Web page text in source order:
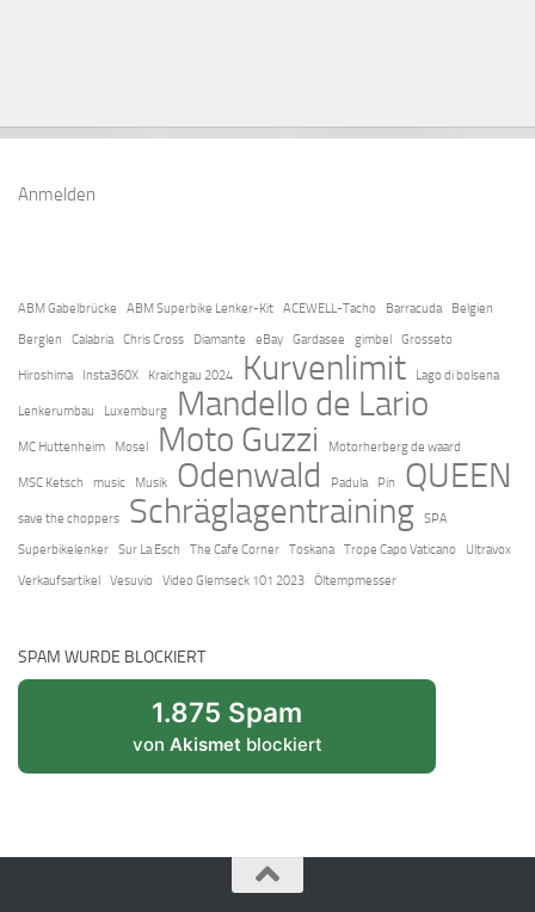
Anmelden
ABM Gabelbrücke ABM Superbike Lenker-Kit ACEWELL-Tacho Barracuda
Belgien
Berglen
Calabria Chris Cross Diamante eBay Gardasee gimbel Grosseto
Hiroshima Insta360X Kraichgau 2024 Kurvenlimit Lago di bolsena
Lenkerumbau Luxemburg Mandello de Lario
MC Huttenheim Mosel Moto Guzzi Motorherberg de waard
MSC Ketsch music Musik Odenwald Padula Pin QUEEN
save the choppers Schräglagentraining
SPA
Superbikelenker
Sur La Esch The Cafe Corner Toskana Trope Capo Vaticano
Ultravox
Verkaufsartikel
Vesuvio Video Glemseck 101 2023 Öltempmesser
SPAM WURDE BLOCKIERT
1.875 Spam
von Akismet blockiert